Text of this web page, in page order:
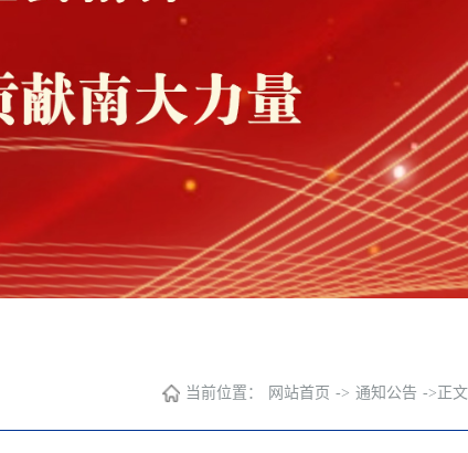
当前位置： 网站首页 -> 通知公告 -> 正文